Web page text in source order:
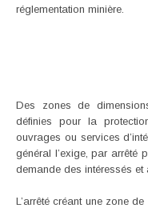
réglementation minière.
Des zones de
définies pour la
ouvrages ou services
général l’exige, par arrêté
demande des intéressés et
L’arrêté créant une zone